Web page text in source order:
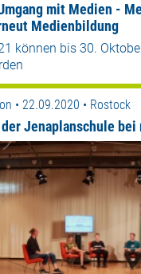
mit Medien -
Medienbildung
können bis 30.
• 22.09.2020 • Rostock
Jenaplanschule